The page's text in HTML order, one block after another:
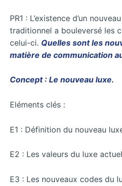
PR1 : L’existence d’un
traditionnel a bouleversé les
celui-ci. Quelles sont les
matière de communication
Concept : Le nouveau luxe.
Eléments clés :
E1 : Définition du nouveau
E2 : Les valeurs du luxe
E3 : Les nouveaux codes du